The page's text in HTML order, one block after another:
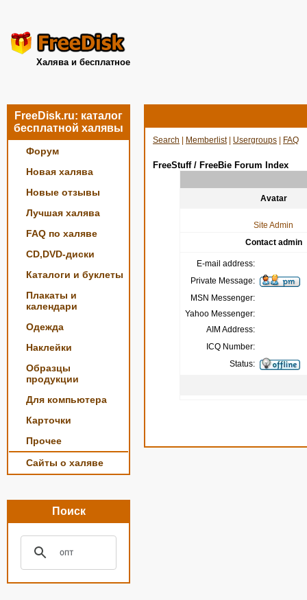
Халява и бесплатное
FreeDisk.ru: каталог
бесплатной халявы
Форум
Новая халява
Новые отзывы
Лучшая халява
FAQ по халяве
CD,DVD-диски
Каталоги и буклеты
Плакаты и
календари
Одежда
Наклейки
Образцы
продукции
Для компьютера
Карточки
Прочее
Сайты о халяве
Поиск
Search Memberlist| Usergroups FAQ
FreeStuff / FreeBie Forum Index
Avatar
Site Admin
Contact admin
E-mail address:
Private Message:
MSN Messenger:
Yahoo Messenger:
AIM Address:
ICQ Number:
Status: